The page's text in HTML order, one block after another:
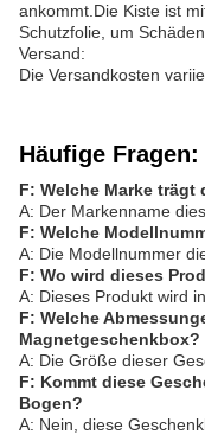
ankommt.Die Kiste ist
Schutzfolie, um
Versand:
Die Versandkosten
Häufige Fragen:
F: Welche Marke trägt
A: Der Markenname
F: Welche
A: Die Modellnummer
F: Wo wird dieses
A: Dieses Produkt wird
F: Welche
Magnetgeschenkbox?
A: Die Größe dieser
F: Kommt diese
Bogen?
A: Nein, diese